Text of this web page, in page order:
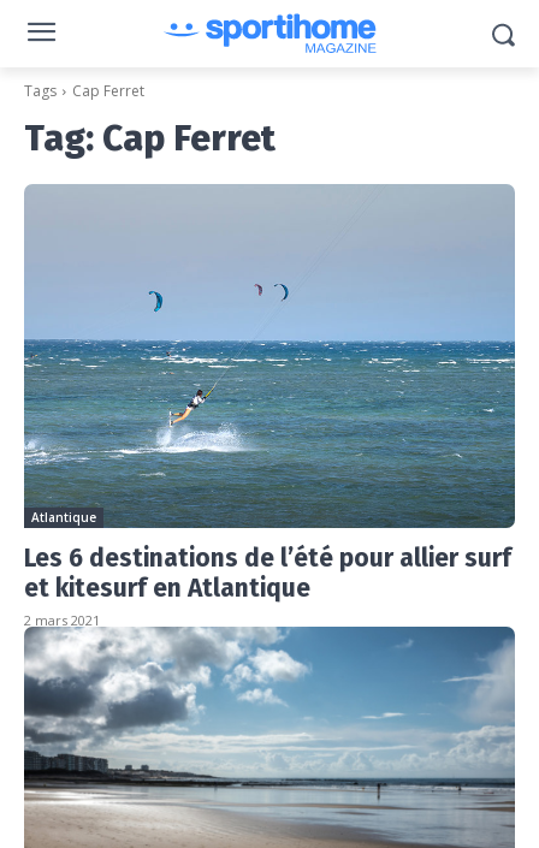
Tags Cap Ferret
Tag: Cap Ferret
Atlantique
Les 6 destinations de l’été pour allier surf
et kitesurf en Atlantique
2 mars 2021